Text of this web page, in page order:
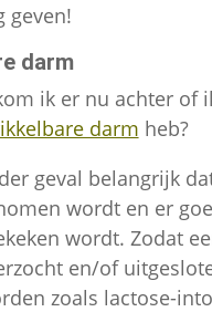
geven!
darm
ik er nu achter of
darm heb?
geval belangrijk
wordt en er
wordt. Zodat
en/of
zoals lactose-